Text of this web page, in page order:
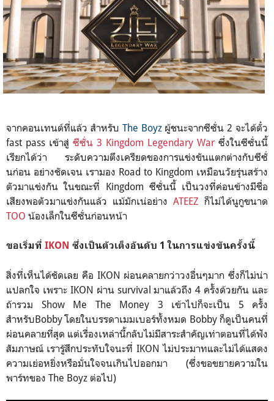
จากคอนเทนต์ที่แล้ว สำหรับ The Boyzผู้ชนะจากซีซั่น 2 จะได้ตั๋ว
fast pass เข้าสู่ ซีซั่น 3 Kingdom Legendary War ซึ่งในซีซั่นนี้
เรียกได้ว่า ระดับความตึงเครียดของการแข่งขันแตกต่างกับซีซั่
นก่อน อย่างชัดเจน เรามอง Road to Kingdom เหมือนวัยรุ่นสร้าง
ตัวมาแข่งกัน ในขณะที่ Kingdom ซีซั่นนี้ เป็นวงที่ค่อนข้างมีชื่อ
เสียงพอตัวมาแข่งกันแล้ว แม้มักเน่อย่าง ATEEZ ก็ไม่ได้นูกูขนาด
TOO น้องเล็กในซีซั่นก่อนหน้า
ขอเริ่มที่ IKON ซึ่งเป็นตัวเต็งอันดับ 1 ในการแข่งขันครั้งนี้
สิ่งที่เห็นได้ชัดเลย คือ IKON ผ่อนคลายกว่าวงอื่นๆมาก ซึ่งก็ไม่น่า
แปลกใจ เพราะ IKON ผ่าน survival มาแล้วถึง 4 ครั้งด้วยกัน และ
ถ้ารวม Show Me The Money 3 เข้าไปก็จะเป็น 5 ครั้ง
สำหรับBobby โดยในบรรดาเมมเบอร์ทั้งหมด Bobby ก็ดูเป็นคนที่
ผ่อนคลายที่สุด แต่เรื่องเหล่านี้กลับไม่มีสาระสำคัญเท่าตอนที่ได้ฟัง
สัมภาษณ์ เรารู้สึกประทับใจนะที่ IKON ไม่ประมาทและไม่ได้แสดง
ความเย่อหยิ่งหรือมั่นใจจนเกินไปออกมา (ซึ่งขอขยายความใน
พาร์ทของ The Boyz ต่อไป)